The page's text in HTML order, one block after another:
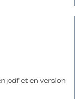
pdf et en version